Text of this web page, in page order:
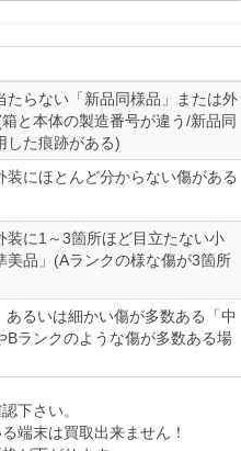
たらない「新品同様品」または外
と本体の製造番号が違う/新品同
した痕跡がある)
装にほとんど分からない傷がある
装に1～3箇所ほど目立たない小
美品」(Aランクの様な傷が3箇所
るいは細かい傷が多数ある「中
Bランクのような傷が多数ある場
下さい。
端末は買取出来ません！